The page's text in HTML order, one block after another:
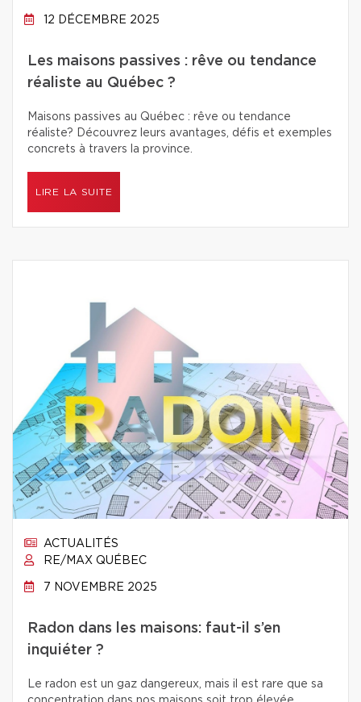
12 DÉCEMBRE 2025
Les maisons passives : rêve ou tendance
réaliste au Québec ?
Maisons passives au Québec : rêve ou tendance
réaliste? Découvrez leurs avantages, défis et exemples
concrets à travers la province.
LIRE LA SUITE
ACTUALITÉS
RE/MAX QUÉBEC
7 NOVEMBRE 2025
Radon dans les maisons: faut-il s’en
inquiéter ?
Le radon est un gaz dangereux, mais il est rare que sa